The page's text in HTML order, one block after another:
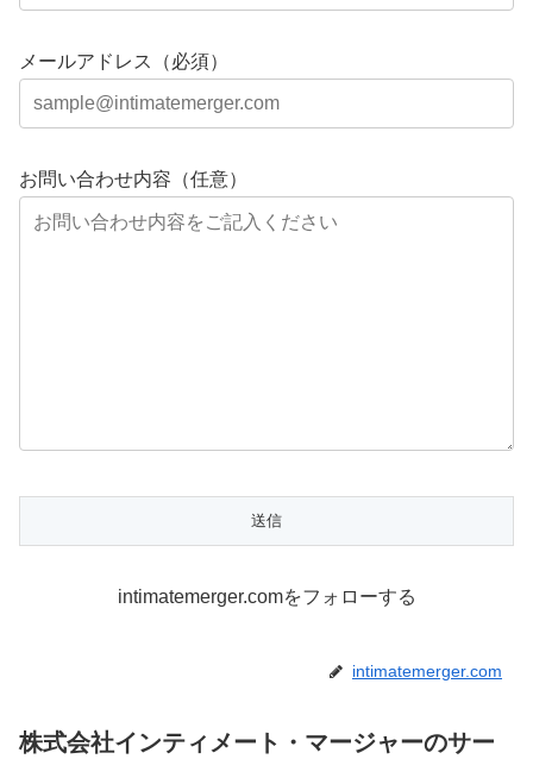
メールアドレス（必須）
お問い合わせ内容（任意）
intimatemerger.comをフォローする
intimatemerger.com
株式会社インティメート・マージャーのサー